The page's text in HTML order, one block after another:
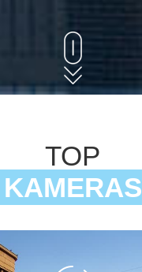
TOP
KAMERAS